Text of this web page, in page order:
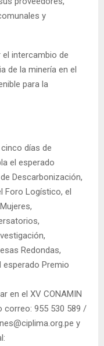
y
intercambio de
de la minería en el
para la
días de
el esperado
Descarbonización,
Foro Logístico, el
Redondas,
esperado Premio
en el XV CONAMIN
correo: 955 530 589 /
y